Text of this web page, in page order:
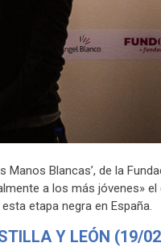
Manos Blancas’, de la
a los más jóvenes»
etapa negra en España.
Y LEÓN (19/